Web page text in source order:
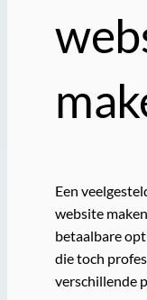
Een
website
betaalbare
die toch
verschillende